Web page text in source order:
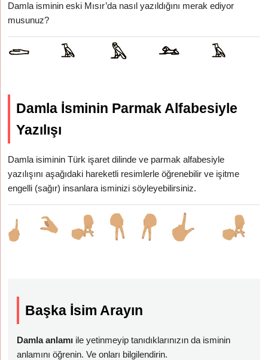
Damla isminin eski Mısır’da nasıl yazıldığını merak ediyor
musunuz?
Damla İsminin Parmak Alfabesiyle
Yazılışı
Damla isiminin Türk işaret dilinde ve parmak alfabesiyle
yazılışını aşağıdaki hareketli resimlerle öğrenebilir ve işitme
engelli (sağır) insanlara isminizi söyleyebilirsiniz.
Başka İsim Arayın
Damla anlamı ile yetinmeyip tanıdıklarınızın da isminin
anlamını öğrenin. Ve onları bilgilendirin.